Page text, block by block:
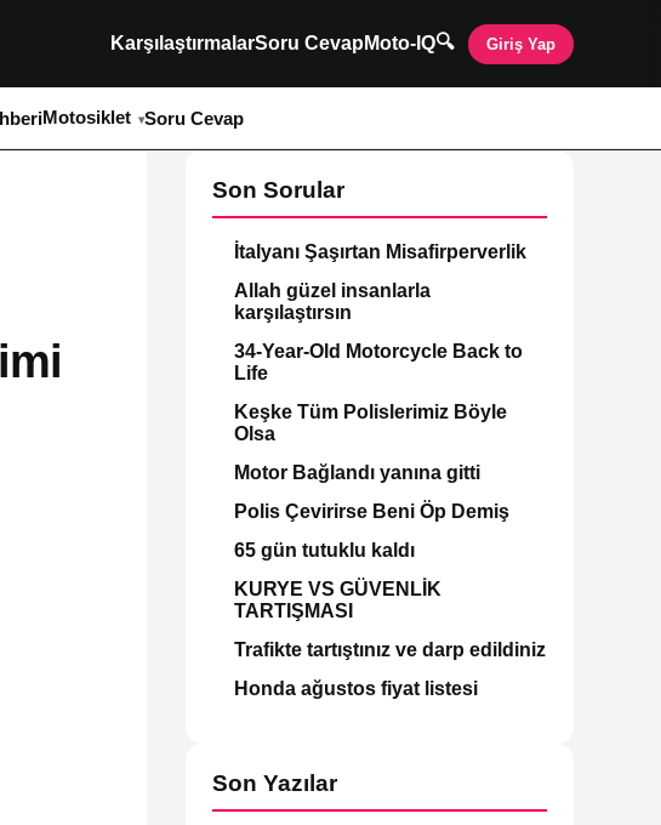
KarşılaştırmalarSoru Cevap Moto-IQ🔍 Giriş Yap
Motosiklet Soru Cevap
Son Sorular
İtalyanı Şaşırtan Misafirperverlik
Allah güzel insanlarla
karşılaştırsın
34-Year-Old Motorcycle Back to
Life
Keşke Tüm Polislerimiz Böyle
Olsa
Motor Bağlandı yanına gitti
Polis Çevirirse Beni Öp Demiş
65 gün tutuklu kaldı
KURYE VS GÜVENLİK
TARTIŞMASI
Trafikte tartıştınız ve darp edildiniz
Honda ağustos fiyat listesi
Son Yazılar